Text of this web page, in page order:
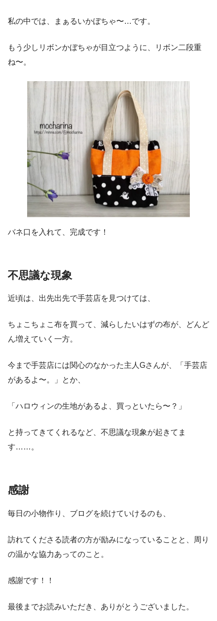
私の中では、まぁるいかぼちゃ〜…です。
もう少しリボンかぼちゃが目立つように、リボン二段重
ね〜。
バネ口を入れて、完成です！
不思議な現象
近頃は、出先出先で手芸店を見つけては、
ちょこちょこ布を買って、減らしたいはずの布が、どんど
ん増えていく一方。
今まで手芸店には関心のなかった主人Gさんが、「手芸店
があるよ〜。」とか、
「ハロウィンの生地があるよ、買っといたら〜？」
と持ってきてくれるなど、不思議な現象が起きてま
す……。
感謝
毎日の小物作り、ブログを続けていけるのも、
訪れてくださる読者の方が励みになっていることと、周り
の温かな協力あってのこと。
感謝です！！
最後までお読みいただき、ありがとうございました。